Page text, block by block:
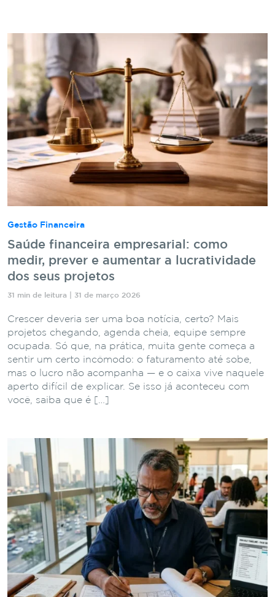
Gestão Financeira
Saúde financeira empresarial: como
medir, prever e aumentar a lucratividade
dos seus projetos
31 min de leitura | 31 de março 2026
Crescer deveria ser uma boa notícia, certo? Mais
projetos chegando, agenda cheia, equipe sempre
ocupada. Só que, na prática, muita gente começa a
sentir um certo incômodo: o faturamento até sobe,
mas o lucro não acompanha — e o caixa vive naquele
aperto difícil de explicar. Se isso já aconteceu com
você, saiba que é […]